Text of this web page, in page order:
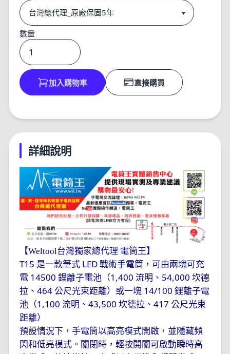
數量
加入購物車 直接購買
詳細說明
【Weltool台灣獨家總代理 電筒王】
T15 是一款筆式 LED戰術手電筒，可由兩塊可充
電 14500鋰離子電池（1,400流明、 54,000坎德
拉、464公尺光束距離）或一塊 14/100鋰離子電
池（1,100流明、43,500坎德拉、417公尺光束
距離）
預設情況下，手電筒以高亮模式開啟，並隱藏頻
閃和低亮模式。關閉時，輕按開關可啟動瞬時高